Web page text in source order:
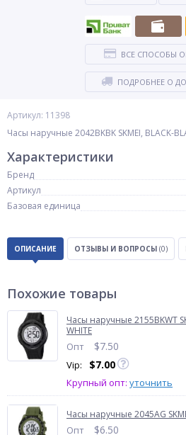
Артикул: 11398
Часы наручные 2042BKBK SKMEI, BLACK-
ВСЕ СПОСОБЫ
ПОДРОБНЕЕ О
Характеристики
Бренд
Артикул
Базовая единица
ОПИСАНИЕ ОТЗЫВЫ И ВОПРОСЫ (0)
Похожие товары
Часы наручные 2155BKWT
WHITE
Опт $7.50
Vip: $7.00
Крупный опт: уточнить
Часы наручные 2045AG
Опт $6.50